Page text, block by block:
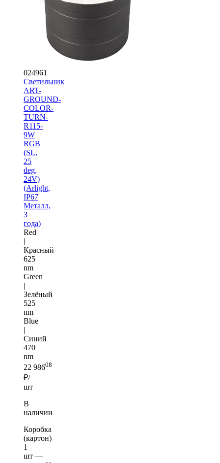
024961
Светильник
ART-
GROUND-
COLOR-
TURN-
R115-
9W
RGB
(SL,
25
deg,
24V)
(Arlight,
IP67
Металл,
3
года)
Red
|
Красный
625
nm
Green
|
Зелёный
525
nm
Blue
|
Синий
470
nm
22 98608
₽/
шт
В
наличии
Коробка
(картон)
1
шт —